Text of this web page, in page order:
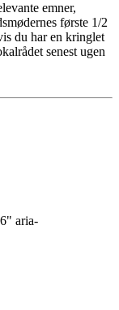
emner,
første 1/2
du har en kringlet
senest ugen
aria-